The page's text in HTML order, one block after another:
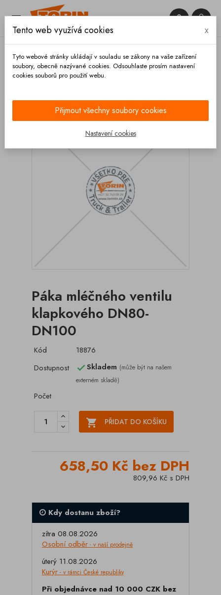
 

Páka mléčného ventilu
klapkového DN80-
DN100
Kód
18876
Dostupnost
Skladem (může být na našem
externém skladě)
Počet
 PŘIDAT DO KOŠÍKU
658,50 Kč bez DPH
809,96 Kč s DPH
Kdy dostanu zboží?
zítra 08.08.2026
Osobní odběr - v naší prodejně
úterý 11.08.2026
Kurýr - v rámci České republiky
Při objednávce nad 10 000 CZK bez
Tento web využívá cookies x
Tyto webové stránky ukládají v souladu se zákony na vaše zařízení
soubory, obecně nazývané cookies. Odsouhlaste prosím nastavení
cookies souborů pro použití webu.
Přijmout všechny soubory cookies
Nastavení cookies